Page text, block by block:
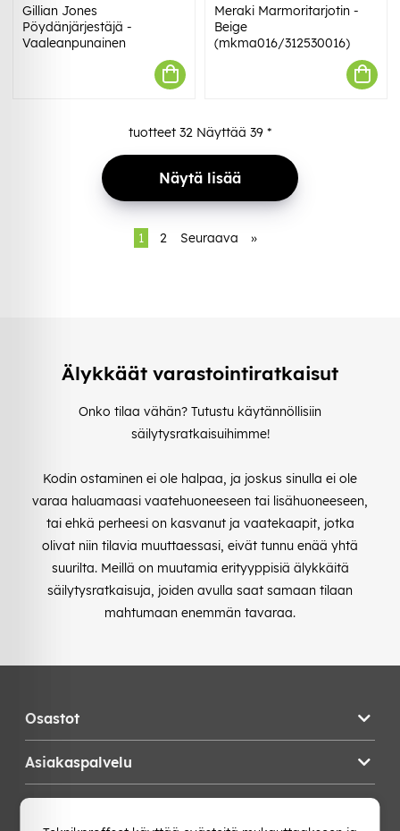
Gillian Jones
Pöydänjärjestäjä -
Vaaleanpunainen
Meraki Marmoritarjotin -
Beige
(mkma016/312530016)
tuotteet 32 Näyttää 39 *
Näytä lisää
1 2 Seuraava »
Älykkäät varastointiratkaisut
Onko tilaa vähän? Tutustu käytännöllisiin
säilytysratkaisuihimme!
Kodin ostaminen ei ole halpaa, ja joskus sinulla ei ole
varaa haluamaasi vaatehuoneeseen tai lisähuoneeseen,
tai ehkä perheesi on kasvanut ja vaatekaapit, jotka
olivat niin tilavia muuttaessasi, eivät tunnu enää yhtä
suurilta. Meillä on muutamia erityyppisiä älykkäitä
säilytysratkaisuja, joiden avulla saat samaan tilaan
mahtumaan enemmän tavaraa.
Osastot
Asiakaspalvelu